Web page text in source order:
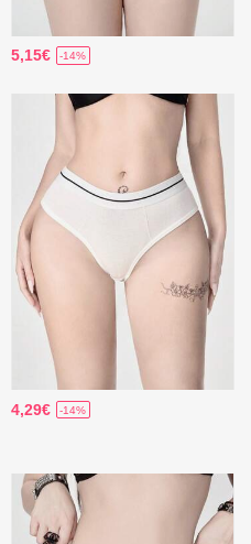
5,15€ -14%
4,29€ -14%